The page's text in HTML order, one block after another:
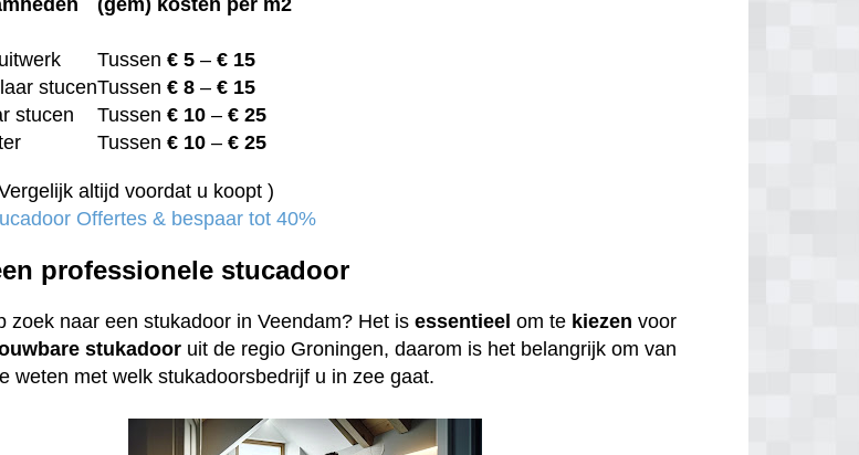
(gem) kosten per m2
Tussen€ 5 –€ 15
stucenTussen€ 8 –€ 15
stucen
Tussen€ 10 –€ 25
Tussen€ 10 –€ 25
altijd voordat u koopt )
Offertes & bespaar tot 40%
professionele stucadoor
zoek naar een stukadoor in Veendam? Het isessentieel om te kiezen voor
stukadoor uit de regio Groningen, daarom is het belangrijk om van
weten met welk stukadoorsbedrijf u in zee gaat.